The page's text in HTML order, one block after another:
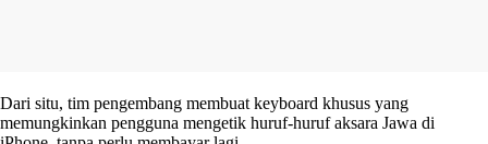
Dari situ, tim pengembang membuat keyboard khusus yang
memungkinkan pengguna mengetik huruf-huruf aksara Jawa di